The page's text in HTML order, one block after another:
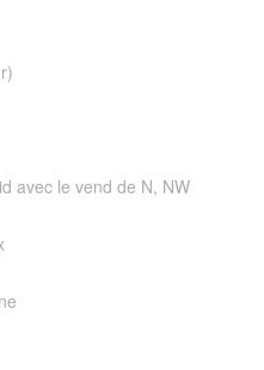
avec le vend de N, NW